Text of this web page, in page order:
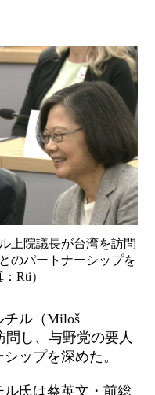
上院議長が台湾を訪問
のパートナーシップを
Rti）
チル（Miloš
問し、与野党の要人
ップを深めた。
氏は蔡英文・前総